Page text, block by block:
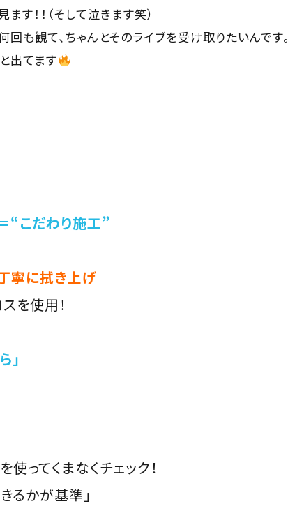
！！（そして泣きます笑）
回も観て、ちゃんとそのライブを受け取りたいんです。
出てます
“こだわり施工”
寧に拭き上げ
を使用！
」
ってくまなくチェック！
るかが基準」